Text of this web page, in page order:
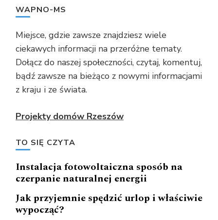
WAPNO-MS
Miejsce, gdzie zawsze znajdziesz wiele
ciekawych informacji na przeróżne tematy.
Dołącz do naszej społeczności, czytaj, komentuj,
bądź zawsze na bieżąco z nowymi informacjami
z kraju i ze świata.
Projekty domów Rzeszów
TO SIĘ CZYTA
Instalacja fotowoltaiczna sposób na
czerpanie naturalnej energii
Jak przyjemnie spędzić urlop i właściwie
wypocząć?